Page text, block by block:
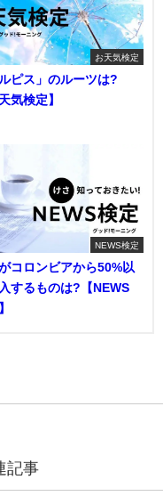
お天気検定
ルピス」のルーツは?
気検定】
NEWS検定
コロンビアから50%以
入するものは?【NEWS
記事